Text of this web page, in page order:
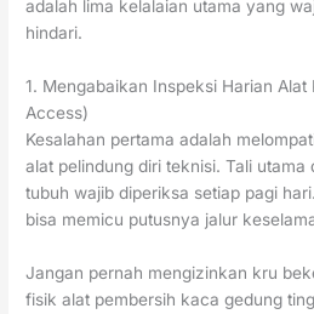
adalah lima kelalaian utama yang
hindari.
1. Mengabaikan Inspeksi Harian Alat
Access)
Kesalahan pertama adalah
alat pelindung diri teknisi. Tali utama
tubuh wajib diperiksa setiap pagi
bisa memicu putusnya jalur
Jangan pernah mengizinkan kru
fisik alat pembersih kaca gedung